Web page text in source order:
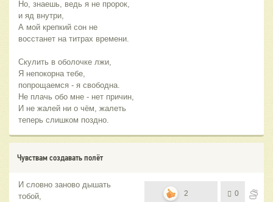
Но, знаешь, ведь я не пророк,
и яд внутри,
А мой крепкий сон не
восстанет на титрах времени.
Скулить в оболочке лжи,
Я непокорна тебе,
попрощаемся - я свободна.
Не плачь обо мне - нет причин,
И не жалей ни о чём, жалеть
теперь слишком поздно.
Чувствам создавать полёт
И словно заново дышать
тобой,
2 0